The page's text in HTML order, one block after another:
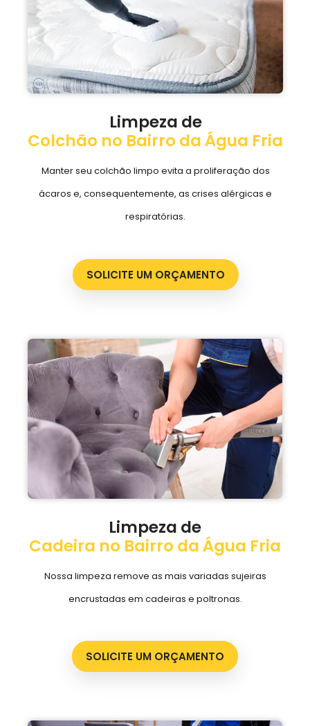
Limpeza de
Colchão no Bairro da Água Fria
Manter seu colchão limpo evita a proliferação dos
ácaros e, consequentemente, as crises alérgicas e
respiratórias.
SOLICITE UM ORÇAMENTO
Limpeza de
Cadeira no Bairro da Água Fria
Nossa limpeza remove as mais variadas sujeiras
encrustadas em cadeiras e poltronas.
SOLICITE UM ORÇAMENTO